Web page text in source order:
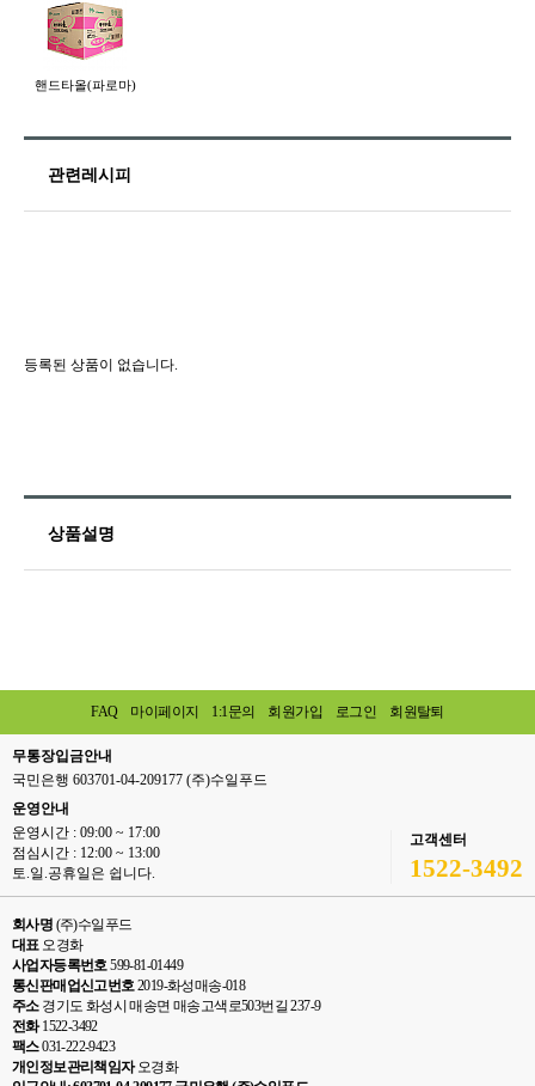
핸드타올(파로마)
관련레시피
등록된 상품이 없습니다.
상품설명
FAQ 마이페이지 1:1문의 회원가입 로그인 회원탈퇴
무통장입금안내
국민은행 603701-04-209177 (주)수일푸드
운영안내
운영시간 : 09:00 ~ 17:00
점심시간 : 12:00 ~ 13:00
토.일.공휴일은 쉽니다.
고객센터
1522-3492
회사명 (주)수일푸드
대표오경화
사업자등록번호599-81-01449
통신판매업신고번호2019-화성매송-018
주소경기도 화성시 매송면 매송고색로503번길 237-9
전화1522-3492
팩스031-222-9423
개인정보관리책임자오경화